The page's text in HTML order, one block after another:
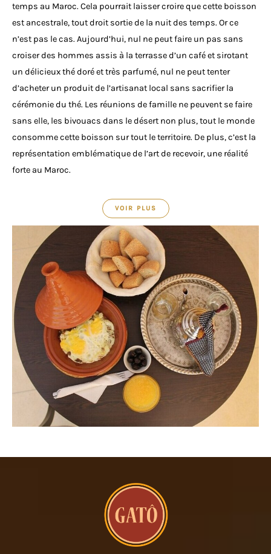
temps au Maroc. Cela pourrait laisser croire que cette boisson
est ancestrale, tout droit sortie de la nuit des temps. Or ce
n’est pas le cas. Aujourd’hui, nul ne peut faire un pas sans
croiser des hommes assis à la terrasse d’un café et sirotant
un délicieux thé doré et très parfumé, nul ne peut tenter
d’acheter un produit de l’artisanat local sans sacrifier la
cérémonie du thé. Les réunions de famille ne peuvent se faire
sans elle, les bivouacs dans le désert non plus, tout le monde
consomme cette boisson sur tout le territoire. De plus, c’est la
représentation emblématique de l’art de recevoir, une réalité
forte au Maroc.
VOIR PLUS